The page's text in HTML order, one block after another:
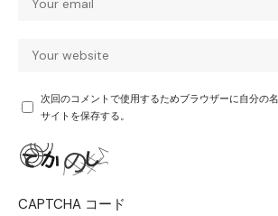
次回のコメントで使用するためブラウザーに自分の
サイトを保存する。
CAPTCHA コード